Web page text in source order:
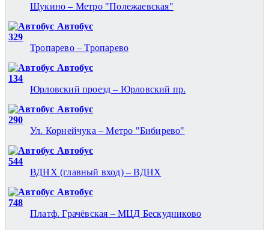
Щукино – Метро "Полежаевская"
Автобус
329
Тропарево – Тропарево
Автобус
134
Юрловский проезд – Юрловский пр.
Автобус
290
Ул. Корнейчука – Метро "Бибирево"
Автобус
544
ВДНХ (главный вход) – ВДНХ
Автобус
748
Платф. Грачёвская – МЦД Бескудниково